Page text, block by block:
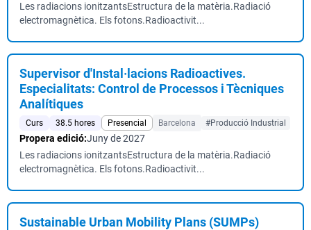
Les radiacions ionitzantsEstructura de la matèria.Radiació
electromagnètica. Els fotons.Radioactivit...
Supervisor d'Instal·lacions Radioactives.
Especialitats: Control de Processos i Tècniques
Analítiques
Curs 38.5 hores Presencial Barcelona #Producció Industrial
Propera edició:Juny de 2027
Les radiacions ionitzantsEstructura de la matèria.Radiació
electromagnètica. Els fotons.Radioactivit...
Sustainable Urban Mobility Plans (SUMPs)